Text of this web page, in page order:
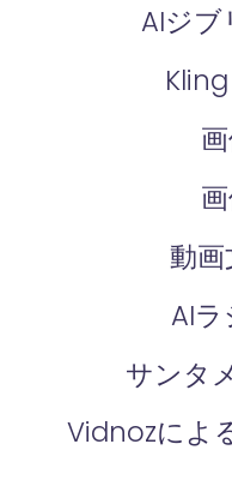
AIジ
動
AI
サンタ
Vidnozによ